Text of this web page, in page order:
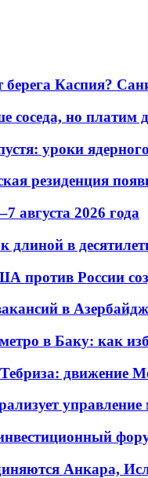
Каспия?
соседа, но платим
уроки
резиденция
августа 2026 года
длиной в
против России
в
в Баку: как
движение
управление
Анкара,